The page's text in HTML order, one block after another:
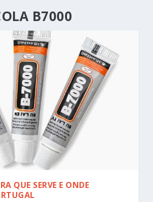
B7000
QUE SERVE E ONDE